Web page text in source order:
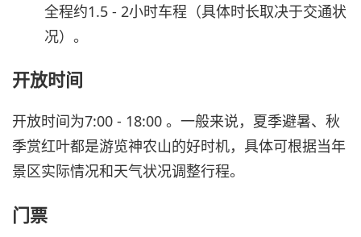
全程约1.5 - 2小时车程（具体时长取决于交通状
况）。
开放时间
开放时间为7:00 - 18:00 。一般来说，夏季避暑、秋
季赏红叶都是游览神农山的好时机，具体可根据当年
景区实际情况和天气状况调整行程。
门票